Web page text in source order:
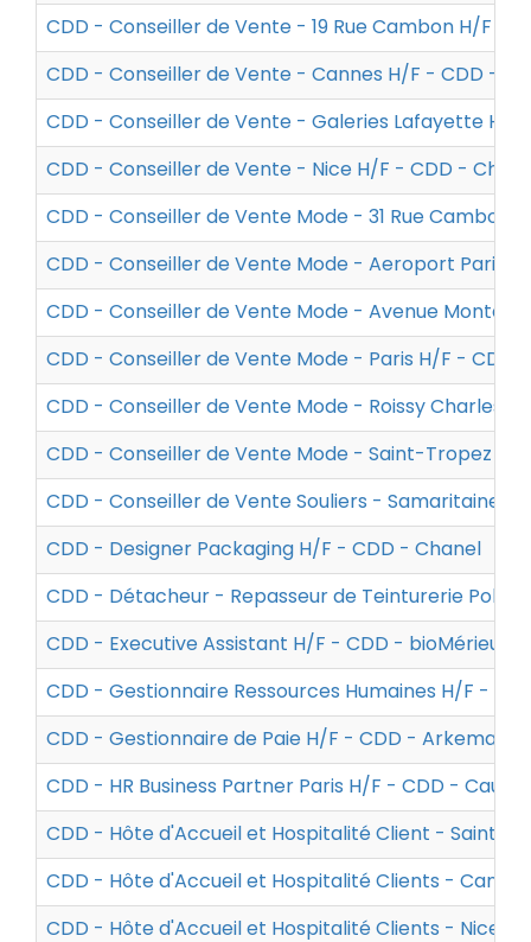
CDD - Conseiller de Vente - 19 Rue Cambon H/F -
CDD - Conseiller de Vente - Cannes H/F - CDD -
CDD - Conseiller de Vente - Galeries Lafayette
CDD - Conseiller de Vente - Nice H/F - CDD -
CDD - Conseiller de Vente Mode - 31 Rue Cambon
CDD - Conseiller de Vente Mode - Aeroport Paris-
CDD - Conseiller de Vente Mode - Avenue
CDD - Conseiller de Vente Mode - Paris H/F - CDD
CDD - Conseiller de Vente Mode - Roissy Charles
CDD - Conseiller de Vente Mode - Saint-Tropez H/
CDD - Conseiller de Vente Souliers - Samaritaine
CDD - Designer Packaging H/F - CDD - Chanel
CDD - Détacheur - Repasseur de Teinturerie
CDD - Executive Assistant H/F - CDD - bioMérieux
CDD - Gestionnaire Ressources Humaines H/F -
CDD - Gestionnaire de Paie H/F - CDD - Arkema
CDD - HR Business Partner Paris H/F - CDD -
CDD - Hôte d'Accueil et Hospitalité Client - Saint
CDD - Hôte d'Accueil et Hospitalité Clients -
CDD - Hôte d'Accueil et Hospitalité Clients - Nice